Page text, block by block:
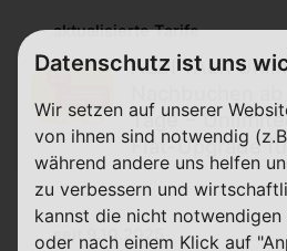
aktualisierte Tarife
ALDI TALK
Tage −
Flat-Upgrade
seit 9.10.2025
Datenschutz ist uns
Wir setzen auf unserer
von ihnen sind notwendig
während andere uns helfen
zu verbessern und
kannst die nicht
oder nach einem Klick auf